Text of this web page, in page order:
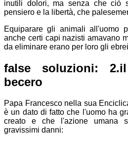
inutili dolori, ma senza che ciò
pensiero e la libertà, che
Equiparare gli animali all'uomo
anche certi capi nazisti amavano
da eliminare erano per loro gli
false soluzioni: 2.il
becero
Papa Francesco nella sua
è un dato di fatto che l'uomo ha
creato e che l'azione umana
gravissimi danni: